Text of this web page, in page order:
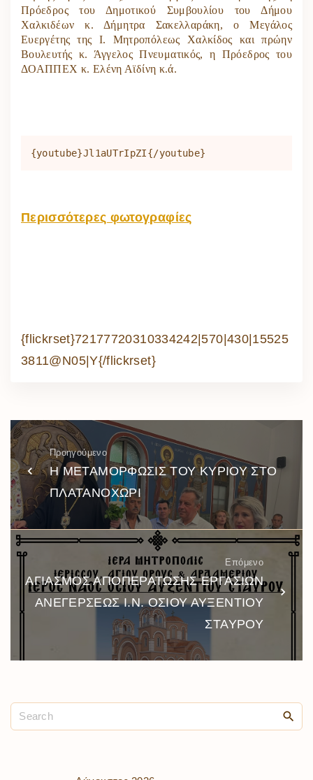
Πρόεδρος του Δημοτικού Συμβουλίου του Δήμου
Χαλκιδέων κ. Δήμητρα Σακελλαράκη, ο Μεγάλος
Ευεργέτης της Ι. Μητροπόλεως Χαλκίδος και πρώην
Βουλευτής κ. Άγγελος Πνευματικός, η Πρόεδρος του
ΔΟΑΠΠΕΧ κ. Ελένη Αϊδίνη κ.ά.
{youtube}Jl1aUTrIpZI{/youtube}
Περισσότερες φωτογραφίες
{flickrset}72177720310334242|570|430|15525
3811@N05|Y{/flickrset}
Προηγούμενο
Η ΜΕΤΑΜΟΡΦΩΣΙΣ ΤΟΥ ΚΥΡΙΟΥ ΣΤΟ
ΠΛΑΤΑΝΟΧΩΡΙ
Επόμενο
ΑΓΙΑΣΜΟΣ ΑΠΟΠΕΡΑΤΩΣΗΣ ΕΡΓΑΣΙΩΝ
ΑΝΕΓΕΡΣΕΩΣ Ι.Ν. ΟΣΙΟΥ ΑΥΞΕΝΤΙΟΥ
ΣΤΑΥΡΟΥ